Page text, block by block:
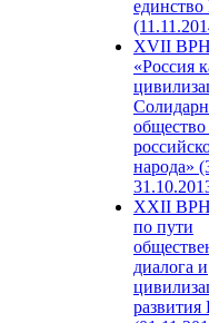
единство
XVII
«Россия
народа»
XXII
по пути
диалога и
развития